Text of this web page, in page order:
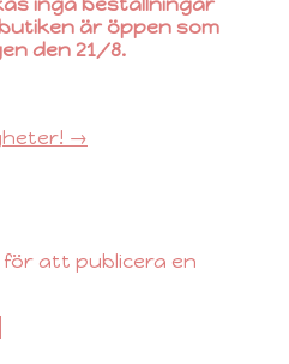
är öppen som
den 21/8.
→
för att publicera en